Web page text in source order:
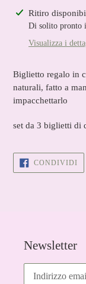
Inserimento
prodotto
Ritiro
Di solito pronto
Visualizza i
Biglietto regalo in
naturali, fatto a
impacchettarlo
set da 3 biglietti di
CONDIVIDI
SU
Newsletter